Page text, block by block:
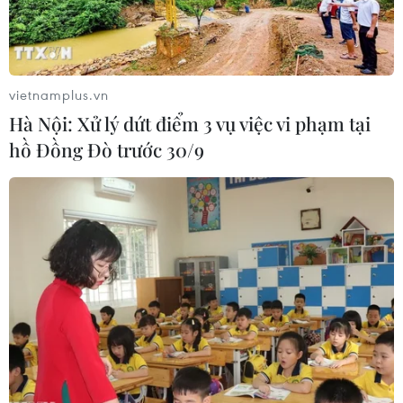
#virus corona
#phòng chống dịch viên phổi cấp nCoV
#đường bay Trung Quốc
#Vietnam Airlines
#xe khách
Trung Quốc
Theo dõi VietnamPlus
vietnamplus.vn
Hà Nội: Xử lý dứt điểm 3 vụ việc vi phạm tại
hồ Đồng Đò trước 30/9